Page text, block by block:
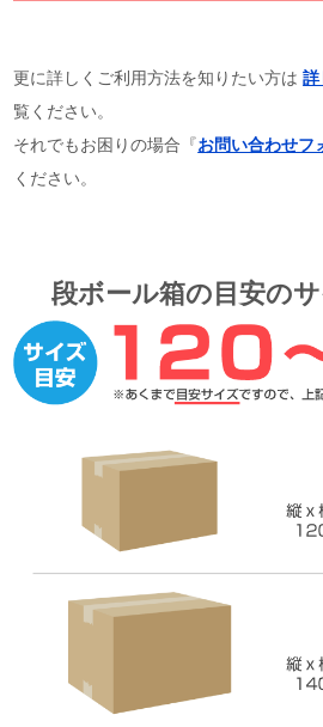
更に詳しくご利用方法を知りたい方は詳
覧ください。
それでもお困りの場合『お問い合わせフ
ください。
段ボール箱の目安の